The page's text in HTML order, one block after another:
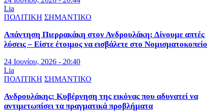
Lia
ΠΟΛΙΤΙΚΗ ΣΗΜΑΝΤΙΚΟ
Απάντηση Πιερρακάκη στον Ανδρουλάκη: Δίνουμε απτές
λύσεις – Είστε έτοιμος να εισβάλετε στο Νομισματοκοπείο
24 Ιουνίου, 2026 - 20:40
Lia
ΠΟΛΙΤΙΚΗ ΣΗΜΑΝΤΙΚΟ
Ανδρουλάκης: Κυβέρνηση της εικόνας που αδυνατεί να
αντιμετωπίσει τα πραγματικά προβλήματα